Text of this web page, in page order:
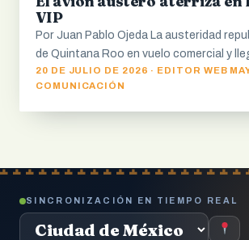
VIP
Por Juan Pablo Ojeda La austeridad
de Quintana Roo en vuelo comercial y
20 DE JULIO DE 2026 · EDITOR WEB
COMUNICACIÓN
SINCRONIZACIÓN EN TIEMPO REAL